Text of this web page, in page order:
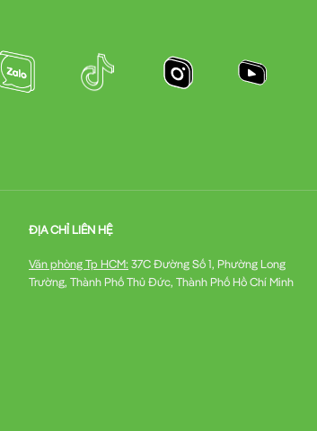
ĐỊA CHỈ LIÊN HỆ
Văn phòng Tp HCM:37C Đường Số 1, Phường Long
Trường, Thành Phố Thủ Đức, Thành Phố Hồ Chí Minh